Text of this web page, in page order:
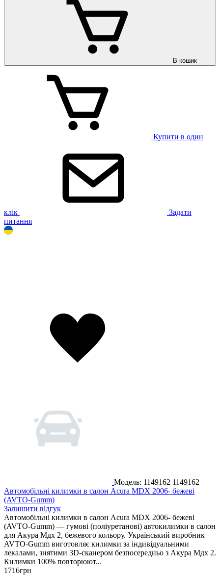
В кошик
Купити в один
клік
Задати
питання
Модель: 1149162 1149162
Автомобільні килимки в салон Acura MDX 2006- бежеві
(AVTO-Gumm)
Залишити відгук
Автомобільні килимки в салон Acura MDX 2006- бежеві
(AVTO-Gumm) — гумові (поліуретанові) автокилимки в салон
для Акура Мдх 2, бежевого кольору. Український виробник
AVTO-Gumm виготовляє килимки за індивідуальними
лекалами, знятими 3D-сканером безпосередньо з Акура Мдх 2.
Килимки 100% повторюют...
1716грн